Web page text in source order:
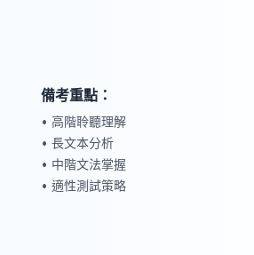
備考重點：
• 高階聆聽理解
• 長文本分析
• 中階文法掌握
• 適性測試策略